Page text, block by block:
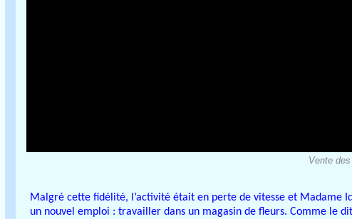
Vente
Malgré cette fidélité, l’activité était en perte de vitesse et Madame
un nouvel emploi : travailler dans un magasin de fleurs. Comme le